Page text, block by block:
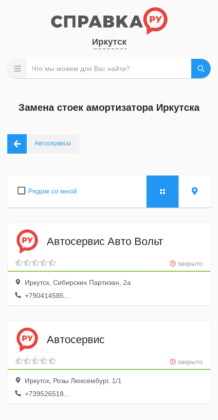
Иркутск
Замена стоек амортизатора Иркутска
Автосервисы
Рядом со мной
Автосервис Авто Вольт
закрыто
Иркутск, Сибирских Партизан, 2а
+790414585...
Автосервис
закрыто
Иркутск, Розы Люксембург, 1/1
+739526518...